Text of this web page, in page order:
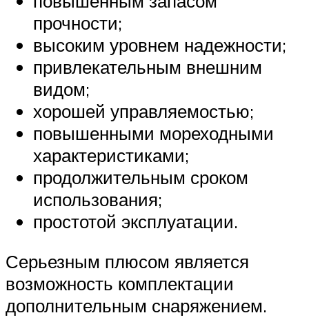
прочности;
высоким уровнем надежности;
привлекательным внешним
видом;
хорошей управляемостью;
повышенными мореходными
характеристиками;
продолжительным сроком
использования;
простотой эксплуатации.
Серьезным плюсом является
возможность комплектации
дополнительным снаряжением.